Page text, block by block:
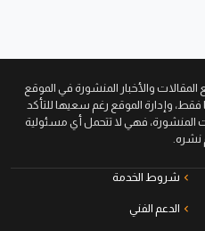
والأخبار المنشورة في الموقع
وإدارة الموقع رغم سعيها للتأكد
فهي لا تتحمل أي مسئولية
نشره.
شروط الخدمة
الدعم الفني